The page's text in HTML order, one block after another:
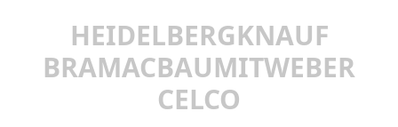
HEIDELBERGKNAUF
BRAMACBAUMITWEBER
CELCO